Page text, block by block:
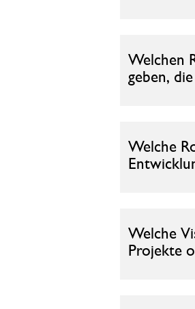
Welchen
geben,
Welche
Welche
Projekte